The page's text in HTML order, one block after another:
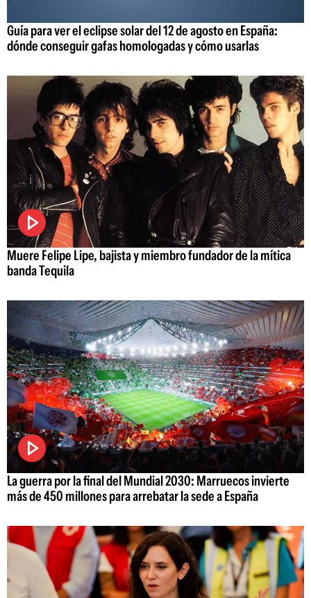
Guía para ver el eclipse solar del 12 de agosto en España:
dónde conseguir gafas homologadas y cómo usarlas
Muere Felipe Lipe, bajista y miembro fundador de la mítica
banda Tequila
La guerra por la final del Mundial 2030: Marruecos invierte
más de 450 millones para arrebatar la sede a España